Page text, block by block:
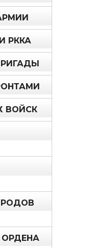
РККА
ВОЙСК